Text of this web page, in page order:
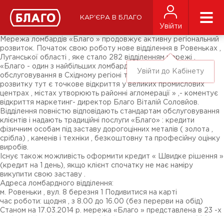
КАР'ЄРА В БЛАГО
Увійти
Увійти до Кабінету
ЗМІ про нас
Підписники соц-мереж
Ярмарки
Мережа ломбардів «Благо » продовжує активну регіональний
розвиток. Початок свою роботу нове відділення в Ровеньках ,
Луганської області , яке стало 282 відділенням мережі .
«Благо - один з найбільших ломбардів за кількістю точок
обслуговування в Східному регіоні та ключовим завданням
розвитку тут є точкове відкриття у великих промислових
центрах , містах утворюють районні агломерації » ,- коментує
відкриття маркетинг- директор Благо Віталій Соловйов.
Відділення повністю відповідають стандартам обслуговування
клієнтів і надають традиційні послуги «Благо» : кредити
фізичним особам під заставу дорогоцінних металів ( золота ,
срібла) , каменів і техніки , безкоштовну та професійну оцінку
виробів.
Існує також можливість оформити кредит « Швидке рішення »
(кредит на 1 день), якщо клієнт спочатку не має наміру
викупити свою заставу .
Адреса ломбардного відділення:
м. Ровеньки , вул. 8 березня 1 Подивитися на карті
час роботи: щодня , з 8.00 до 16.00 (без перерви на обід)
Станом на 17.03.2014 р. мережа «Благо » представлена ​​в 23 -х